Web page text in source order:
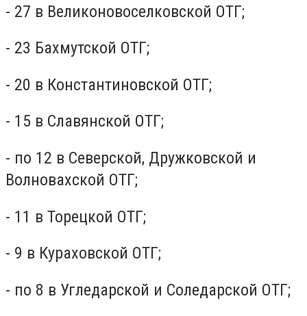
- 27 в Великоновоселковской ОТГ;
- 23 Бахмутской ОТГ;
- 20 в Константиновской ОТГ;
- 15 в Славянской ОТГ;
- по 12 в Северской, Дружковской и
Волновахской ОТГ;
- 11 в Торецкой ОТГ;
- 9 в Кураховской ОТГ;
- по 8 в Угледарской и Соледарской ОТГ;